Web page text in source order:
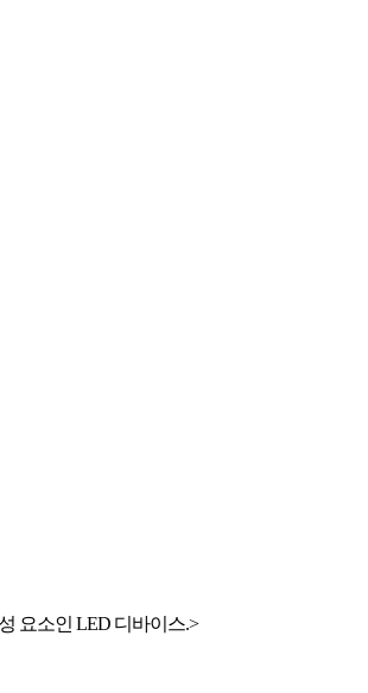
요소인 LED 디바이스.>